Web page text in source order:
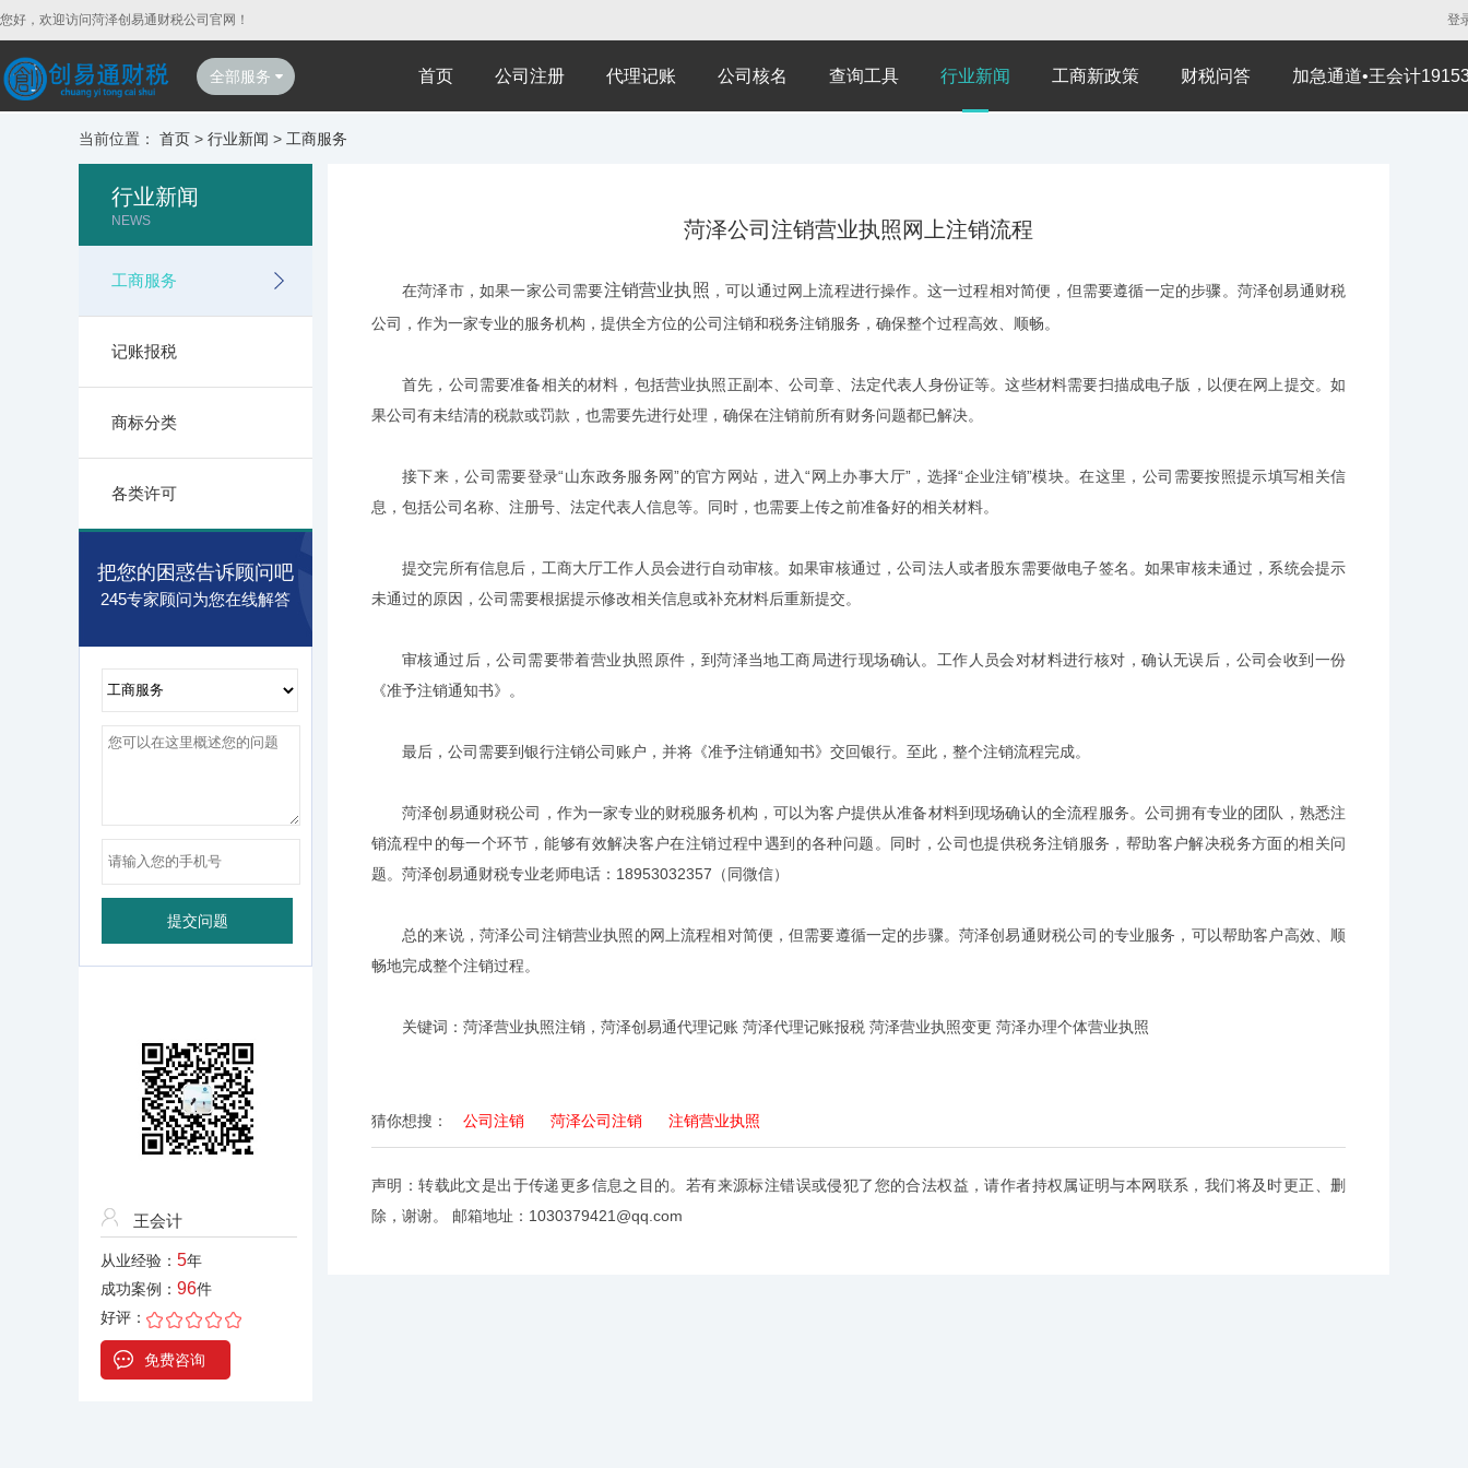
您好，欢迎访问菏泽创易通财税公司官网！ 登
全部服务 首页 公司注册 代理记账 公司核名 查询工具 行业新闻 工商新政策 财税问答 加急通道•王会计
当前位置： 首页 > 行业新闻 > 工商服务
行业新闻
NEWS
工商服务
记账报税
商标分类
各类许可
把您的困惑告诉顾问吧
245专家顾问为您在线解答
王会计
从业经验： 5年
成功案例： 96件
好评：
免费咨询
菏泽公司注销营业执照网上注销流程
在菏泽市，如果一家公司需要注销营业执照 ，可以通过网上流程进行操作。这一过程相对简便，但需要遵循一定的步骤。菏泽创易通财税
公司，作为一家专业的服务机构，提供全方位的公司注销和税务注销服务，确保整个过程高效、顺畅。
首先，公司需要准备相关的材料，包括营业执照正副本、公司章、法定代表人身份证等。这些材料需要扫描成电子版，以便在网上提交。如
果公司有未结清的税款或罚款，也需要先进行处理，确保在注销前所有财务问题都已解决。
接下来，公司需要登录“山东政务服务网”的官方网站，进入“网上办事大厅”，选择“企业注销”模块。在这里，公司需要按照提示填写相关信
息，包括公司名称、注册号、法定代表人信息等。同时，也需要上传之前准备好的相关材料。
提交完所有信息后，工商大厅工作人员会进行自动审核。如果审核通过，公司法人或者股东需要做电子签名。如果审核未通过，系统会提示
未通过的原因，公司需要根据提示修改相关信息或补充材料后重新提交。
审核通过后，公司需要带着营业执照原件，到菏泽当地工商局进行现场确认。工作人员会对材料进行核对，确认无误后，公司会收到一份
《准予注销通知书》。
最后，公司需要到银行注销公司账户，并将《准予注销通知书》交回银行。至此，整个注销流程完成。
菏泽创易通财税公司，作为一家专业的财税服务机构，可以为客户提供从准备材料到现场确认的全流程服务。公司拥有专业的团队，熟悉注
销流程中的每一个环节，能够有效解决客户在注销过程中遇到的各种问题。同时，公司也提供税务注销服务，帮助客户解决税务方面的相关问
题。菏泽创易通财税专业老师电话：18953032357（同微信）
总的来说，菏泽公司注销营业执照的网上流程相对简便，但需要遵循一定的步骤。菏泽创易通财税公司的专业服务，可以帮助客户高效、顺
畅地完成整个注销过程。
关键词：菏泽营业执照注销，菏泽创易通代理记账 菏泽代理记账报税 菏泽营业执照变更 菏泽办理个体营业执照
猜你想搜： 公司注销 菏泽公司注销 注销营业执照
声明：转载此文是出于传递更多信息之目的。若有来源标注错误或侵犯了您的合法权益，请作者持权属证明与本网联系，我们将及时更正、删
除，谢谢。 邮箱地址：1030379421@qq.com